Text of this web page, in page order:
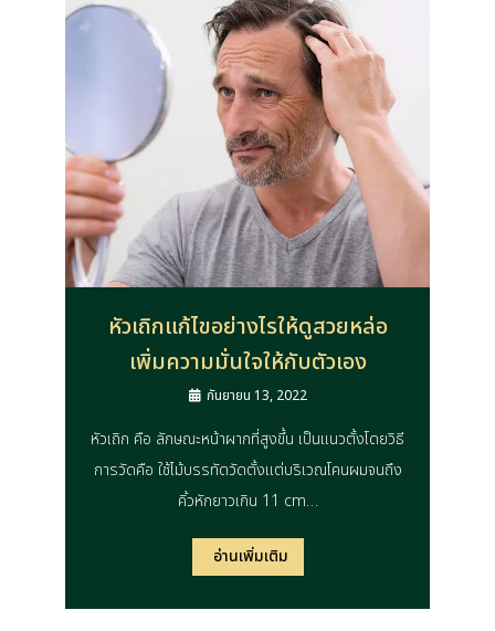
หัวเถิกแก้ไขอย่างไรให้ดูสวยหล่อ
เพิ่มความมั่นใจให้กับตัวเอง
กันยายน 13, 2022
หัวเถิก คือ ลักษณะหน้าผากที่สูงขึ้น เป็นแนวตั้งโดยวิธี
การวัดคือ ใช้ไม้บรรทัดวัดตั้งแต่บริเวณโคนผมจนถึง
คิ้วหักยาวเกิน 11 cm…
อ่านเพิ่มเติม